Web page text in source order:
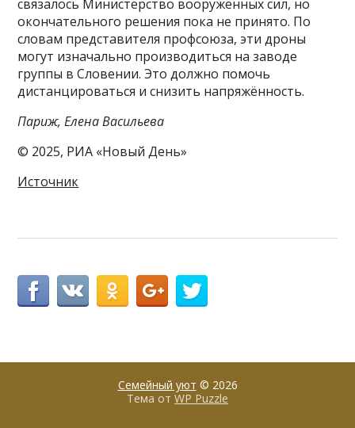
связалось Министерство вооружённых сил, но
окончательного решения пока не принято. По
словам представителя профсоюза, эти дроны
могут изначально производиться на заводе
группы в Словении. Это должно помочь
дистанцироваться и снизить напряжённость.
Париж, Елена Васильева
© 2025, РИА «Новый День»
Источник
Семейный уют © 2026
Тема от WP Puzzle